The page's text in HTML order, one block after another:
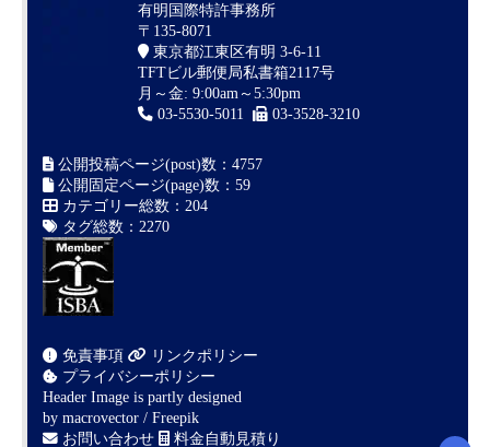
有明国際特許事務所
〒135-8071
東京都江東区有明 3-6-11
TFTビル郵便局私書箱2117号
月～金: 9:00am～5:30pm
03-5530-5011
03-3528-3210
公開投稿ページ(post)数：4757
公開固定ページ(page)数：59
カテゴリー総数：204
タグ総数：2270
免責事項
リンクポリシー
プライバシーポリシー
Header Image is partly designed
by macrovector / Freepik
お問い合わせ
料金自動見積り